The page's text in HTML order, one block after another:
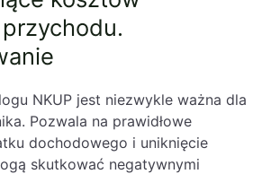
NKUP jest niezwykle ważna dla
Pozwala na prawidłowe
dochodowego i uniknięcie
skutkować negatywnymi